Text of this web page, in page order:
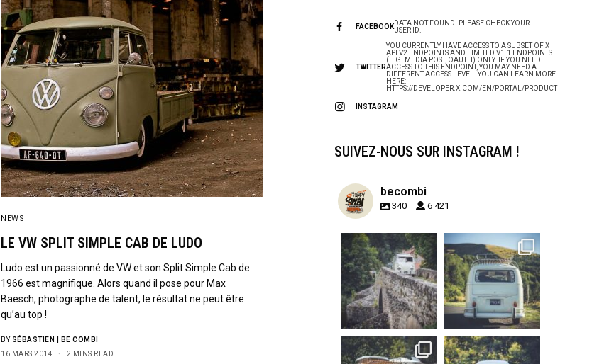
NEWS
LE VW SPLIT SIMPLE CAB DE LUDO
Ludo est un passionné de VW et son Split Simple Cab de
1966 est magnifique. Alors quand il pose pour Max
Baesch, photographe de talent, le résultat ne peut être
qu’au top !
BY SÉBASTIEN | BE COMBI
16 MARS 2014
2 MINS READ
FACEBOOKDATA NOT FOUND. PLEASE CHECK YOUR
USER ID.
TWITTER
YOU CURRENTLY HAVE ACCESS TO A SUBSET OF X
API V2 ENDPOINTS AND LIMITED V1.1 ENDPOINTS
(E.G. MEDIA POST, OAUTH) ONLY. IF YOU NEED
ACCESS TO THIS ENDPOINT, YOU MAY NEED A
DIFFERENT ACCESS LEVEL. YOU CAN LEARN MORE
HERE:
HTTPS://DEVELOPER.X.COM/EN/PORTAL/PRODUCT
INSTAGRAM
SUIVEZ-NOUS SUR INSTAGRAM !
becombi
340 6 421
becombi
Sep 15
219
3
becombi
Sep 12
216
3
becombi becombi